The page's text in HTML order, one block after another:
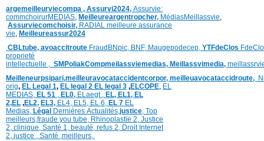
argemeilleurviecompa , Assurvi2024, Assurvie:
commchoirurMEDIAS, Meilleureargentropcher, MédiasMeillassvie,
Assurviecomchoisir, RADIAL meilleure assurance
vie, Meilleureassur2024
CBLtube, avoaccitroute FraudBNpic, BNF, Maugepodecep, YTFdeClos
proprieté
intellectuelle , SMPoliakCompmeilassviemedias, Meillassvimedia,
Meilleneurpsipari,meilleuravocataccidentcorpor, meilleuavocataccidroute,
orig, EL Legal 1, EL legal 2 EL legal 3 ,ELCOPE, EL
MEDIAS, EL 51 , EL0, ELaegt , EL, EL1, EL
2,EL ,EL2, EL3, EL4, EL5, EL 6, EL 7 EL
Medias, Légal Dernières Actualités,justice, Top
meilleurs,fraude you tube, Rhinoplastie 2, Justice
2, clinique, Santé 1, beauté, refus 2, Droit Internet
2, justice , Santé ,meilleurs,